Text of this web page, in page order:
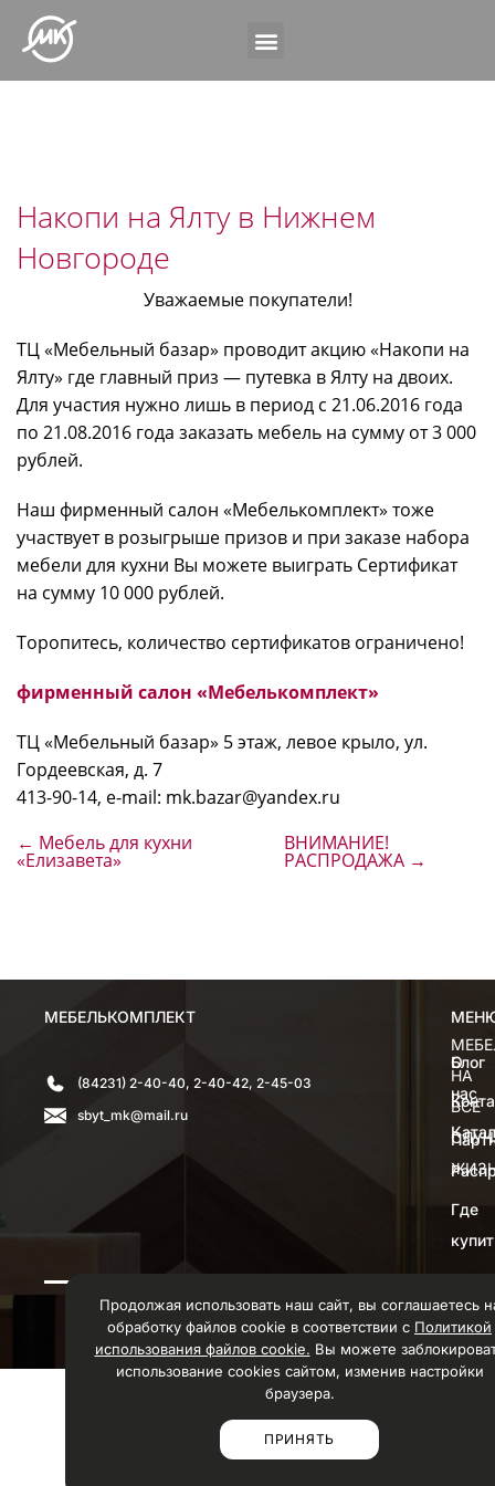
Накопи на Ялту в Нижнем
Новгороде
Уважаемые покупатели!
ТЦ «Мебельный базар» проводит акцию «Накопи на
Ялту» где главный приз — путевка в Ялту на двоих.
Для участия нужно лишь в период с 21.06.2016 года
по 21.08.2016 года заказать мебель на сумму от 3 000
рублей.
Наш фирменный салон «Мебелькомплект» тоже
участвует в розыгрыше призов и при заказе набора
мебели для кухни Вы можете выиграть Сертификат
на сумму 10 000 рублей.
Торопитесь, количество сертификатов ограничено!
фирменный салон «Мебелькомплект»
ТЦ «Мебельный базар» 5 этаж, левое крыло, ул.
Гордеевская, д. 7
413-90-14, e-mail: mk.bazar@yandex.ru
← Мебель для кухни
«Елизавета»
ВНИМАНИЕ!
РАСПРОДАЖА →
МЕБЕЛЬКОМПЛЕКТ
(84231) 2-40-40, 2-40-42, 2-45-03
sbyt_mk@mail.ru
О
нас
Где
Блог
НА
ВСЕ
© 1998-2026 ООО «Мебелькомплект»
Продолжая использовать наш сайт, вы соглашаетесь
обработку файлов cookie в соответствии с Политикой
использования файлов cookie. Вы можете
использование cookies сайтом, изменив настройки
браузера.
ПРИНЯТЬ